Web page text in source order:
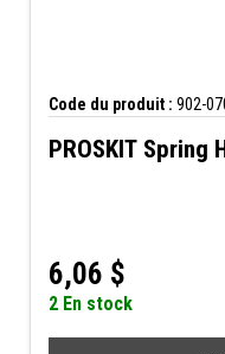
Code du produit : 902-
PROSKIT Spring
6,06 $
2 En stock